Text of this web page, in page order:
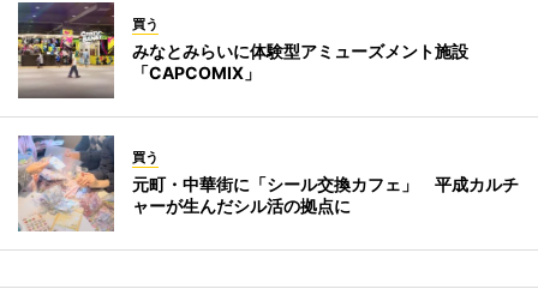
買う
みなとみらいに体験型アミューズメント施設
「CAPCOMIX」
買う
元町・中華街に「シール交換カフェ」 平成カルチ
ャーが生んだシル活の拠点に